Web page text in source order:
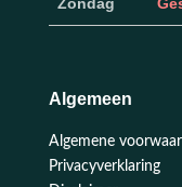
Algemeen
Algemene
Privacyverklaring